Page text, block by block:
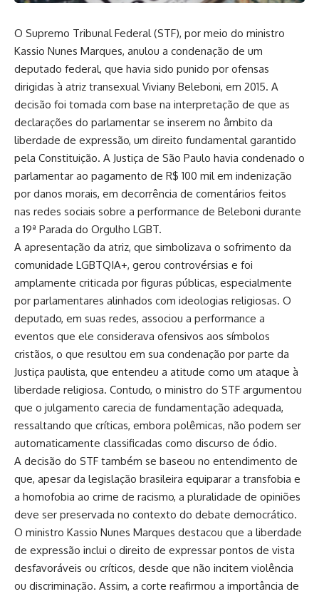
O Supremo Tribunal Federal (STF), por meio do ministro
Kassio Nunes Marques, anulou a condenação de um
deputado federal, que havia sido punido por ofensas
dirigidas à atriz transexual Viviany Beleboni, em 2015. A
decisão foi tomada com base na interpretação de que as
declarações do parlamentar se inserem no âmbito da
liberdade de expressão, um direito fundamental garantido
pela Constituição. A Justiça de São Paulo havia condenado o
parlamentar ao pagamento de R$ 100 mil em indenização
por danos morais, em decorrência de comentários feitos
nas redes sociais sobre a performance de Beleboni durante
a 19ª Parada do Orgulho LGBT.
A apresentação da atriz, que simbolizava o sofrimento da
comunidade LGBTQIA+, gerou controvérsias e foi
amplamente criticada por figuras públicas, especialmente
por parlamentares alinhados com ideologias religiosas. O
deputado, em suas redes, associou a performance a
eventos que ele considerava ofensivos aos símbolos
cristãos, o que resultou em sua condenação por parte da
Justiça paulista, que entendeu a atitude como um ataque à
liberdade religiosa. Contudo, o ministro do STF argumentou
que o julgamento carecia de fundamentação adequada,
ressaltando que críticas, embora polêmicas, não podem ser
automaticamente classificadas como discurso de ódio.
A decisão do STF também se baseou no entendimento de
que, apesar da legislação brasileira equiparar a transfobia e
a homofobia ao crime de racismo, a pluralidade de opiniões
deve ser preservada no contexto do debate democrático.
O ministro Kassio Nunes Marques destacou que a liberdade
de expressão inclui o direito de expressar pontos de vista
desfavoráveis ou críticos, desde que não incitem violência
ou discriminação. Assim, a corte reafirmou a importância de